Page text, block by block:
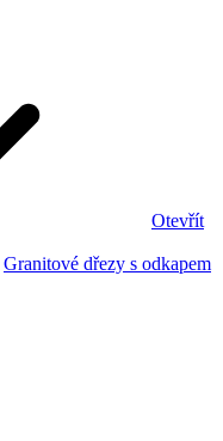
Otevřít
Granitové dřezy s odkapem